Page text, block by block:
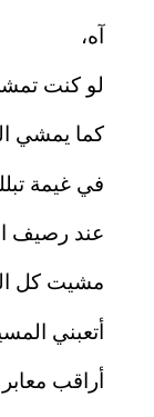
آه،
لو كنت
كما يمشي
في غيمة
عند رصيف
مشيت كل
أتعبني
أراقب